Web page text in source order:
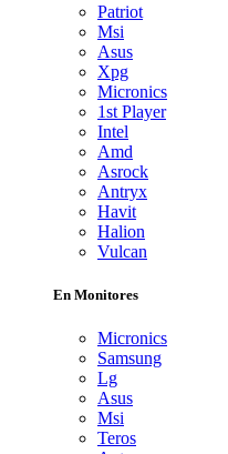
Patriot
Msi
Asus
Xpg
Micronics
1st Player
Intel
Amd
Asrock
Antryx
Havit
Halion
Vulcan
En Monitores
Micronics
Samsung
Lg
Asus
Msi
Teros